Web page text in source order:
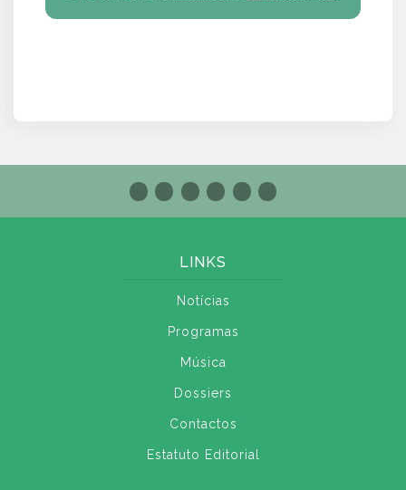
LINKS
Notícias
Programas
Música
Dossiers
Contactos
Estatuto Editorial